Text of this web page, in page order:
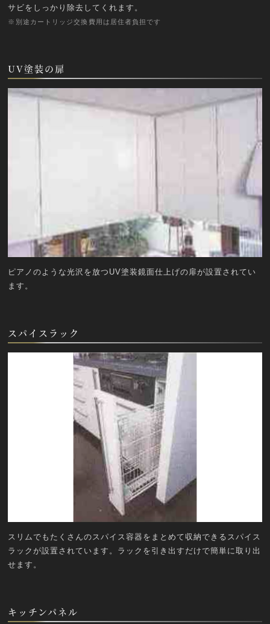
サビをしっかり除去してくれます。
※別途カートリッジ交換費用は居住者負担です
UV塗装の扉
ピアノのような光沢を放つUV塗装鏡面仕上げの扉が設置されてい
ます。
スパイスラック
スリムでもたくさんのスパイス容器をまとめて収納できるスパイス
ラックが設置されています。ラックを引き出すだけで簡単に取り出
せます。
キッチンパネル